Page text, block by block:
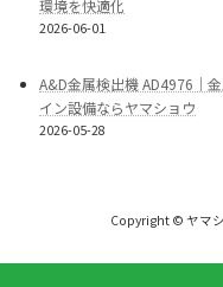
環境を快適化
2026-06-01
A&D金属検出機 AD4976｜
イン設備ならヤマショウ
2026-05-28
Copyright © ヤマ